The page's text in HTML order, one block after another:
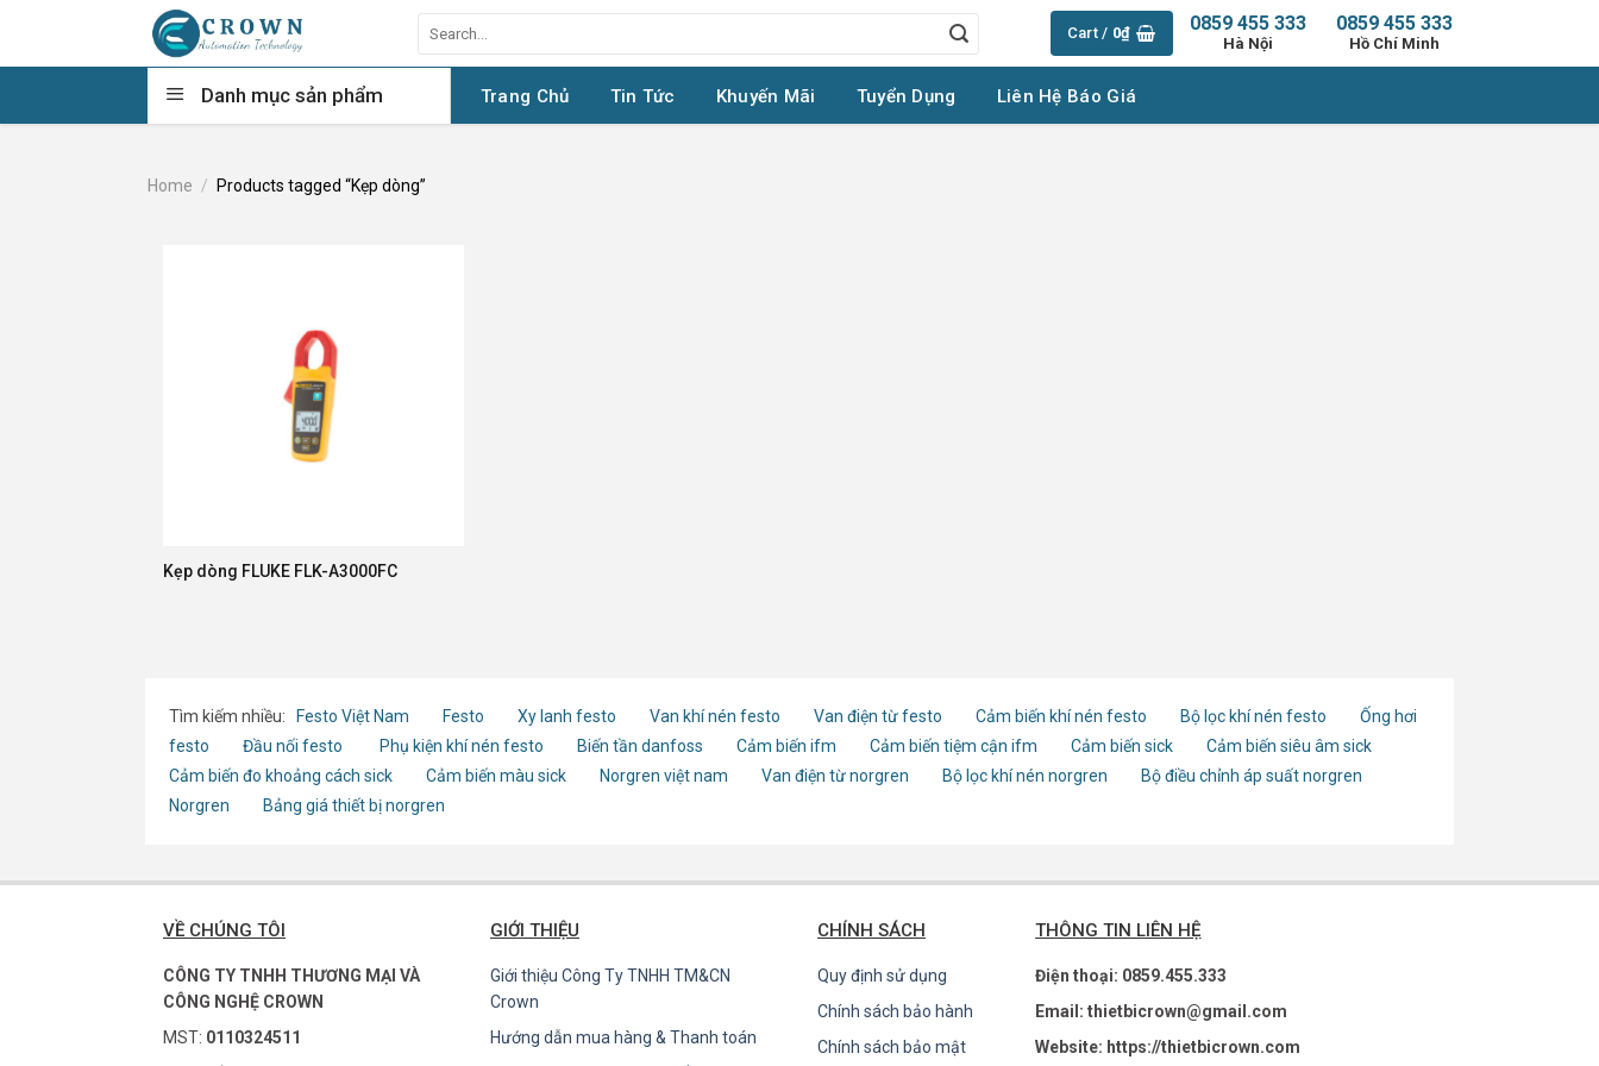
content
for:
Cart / 0₫ 0859 455 333
Hồ Chí Minh
0859 455 333
Hà Nội
Danh mục sản phẩm Trang Chủ Tin Tức Khuyến Mãi Tuyển Dụng Liên Hệ Báo Giá
Home / Products tagged “Kẹp dòng”
Kẹp dòng FLUKE FLK-A3000FC
Tìm kiếm nhiều: Festo Việt Nam Festo Xy lanh festo Van khí nén festo Van điện từ festo Cảm biến khí nén festo Bộ lọc khí nén festo
Ống hơi
festo
Đầu nối festo Phụ kiện khí nén festo Biến tần danfoss Cảm biến ifm Cảm biến tiệm cận ifm Cảm biến sick
Cảm biến siêu âm sick
Cảm biến đo khoảng cách sick
Cảm biến màu sick Norgren việt nam Van điện từ norgren Bộ lọc khí nén norgren
Bộ điều chỉnh áp suất norgren
Norgren
Bảng giá thiết bị norgren
VỀ CHÚNG TÔI
CÔNG TY TNHH THƯƠNG MẠI VÀ
CÔNG NGHỆ CROWN
MST: 0110324511
GIỚI THIỆU
Giới thiệu Công Ty TNHH TM&CN
Crown
Hướng dẫn mua hàng & Thanh toán
CHÍNH SÁCH
Quy định sử dụng
Chính sách bảo hành
Chính sách bảo mật
THÔNG TIN LIÊN HỆ
Điện thoại: 0859.455.333
Email: thietbicrown@gmail.com
Website: https://thietbicrown.com